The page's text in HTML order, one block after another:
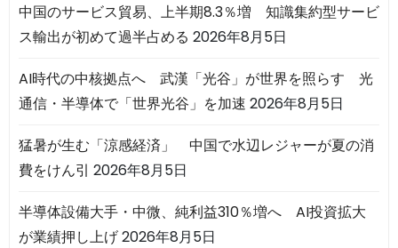
中国のサービス貿易、上半期8.3％増 知識集約型サービ
ス輸出が初めて過半占める 2026年8月5日
AI時代の中核拠点へ 武漢「光谷」が世界を照らす 光
通信・半導体で「世界光谷」を加速 2026年8月5日
猛暑が生む「涼感経済」 中国で水辺レジャーが夏の消
費をけん引 2026年8月5日
半導体設備大手・中微、純利益310％増へ AI投資拡大
が業績押し上げ2026年8月5日